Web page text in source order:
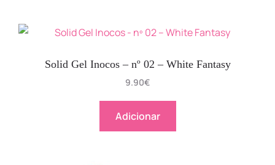
Solid Gel Inocos – nº 02 – White Fantasy
9.90€
Adicionar